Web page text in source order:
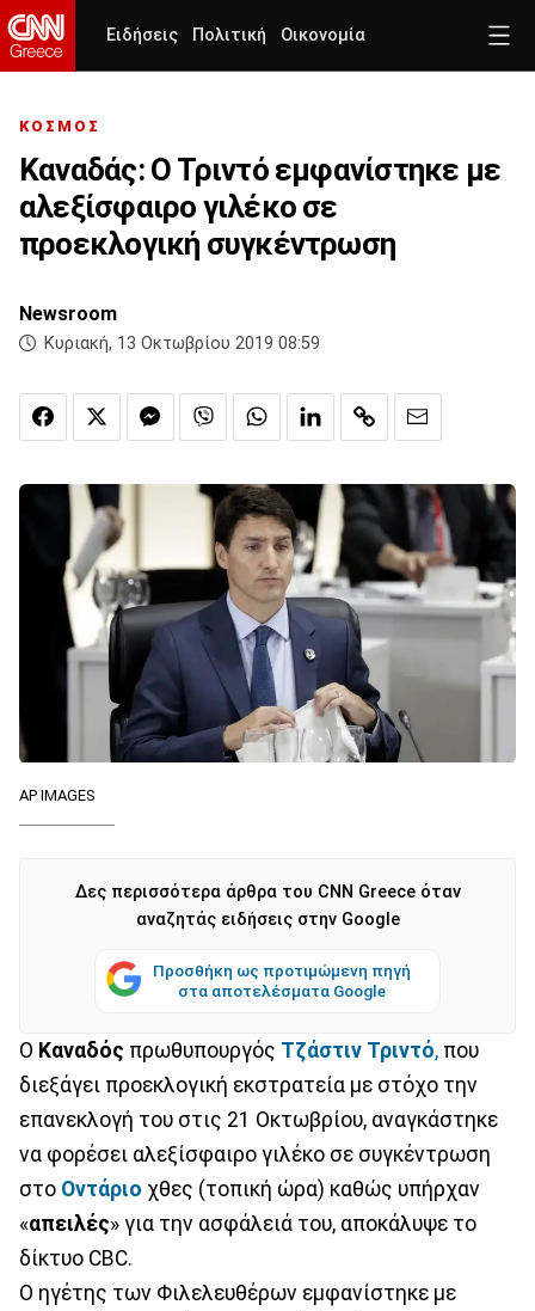
Ειδήσεις Πολιτική Οικονομία
ΚΟΣΜΟΣ
Καναδάς: Ο Τριντό εμφανίστηκε με
αλεξίσφαιρο γιλέκο σε
προεκλογική συγκέντρωση
Newsroom
Κυριακή, 13 Οκτωβρίου 2019 08:59
AP IMAGES
Δες περισσότερα άρθρα του CNN Greece όταν
αναζητάς ειδήσεις στην Google
Προσθήκη ως προτιμώμενη πηγή
στα αποτελέσματα Google
Ο Καναδός πρωθυπουργός Τζάστιν Τριντό, που
διεξάγει προεκλογική εκστρατεία με στόχο την
επανεκλογή του στις 21 Οκτωβρίου, αναγκάστηκε
να φορέσει αλεξίσφαιρο γιλέκο σε συγκέντρωση
στο Οντάριο χθες (τοπική ώρα) καθώς υπήρχαν
«απειλές» για την ασφάλειά του, αποκάλυψε το
δίκτυο CBC.
Ο ηγέτης των Φιλελευθέρων εμφανίστηκε με